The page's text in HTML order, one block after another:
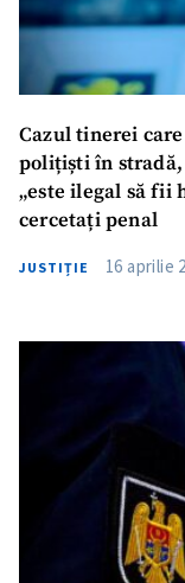
Cazul tinerei
polițiști în
„este ilegal să fii
cercetați penal
JUSTIȚIE 16 aprilie